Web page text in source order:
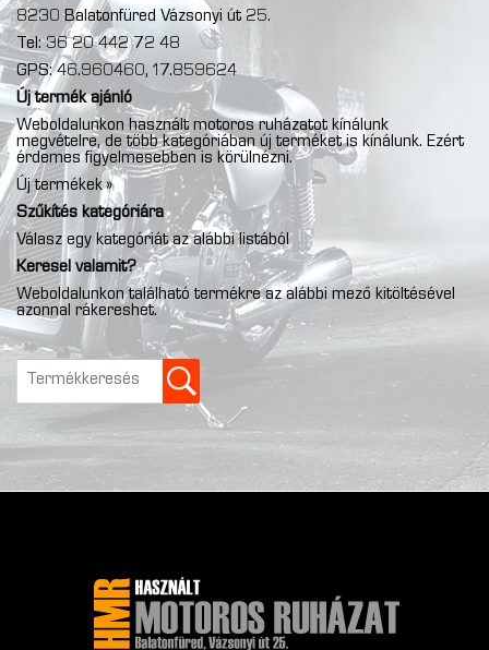
8230 Balatonfüred Vázsonyi út 25.
Tel: 36 20 442 72 48
GPS: 46.960460, 17.859624
Új termék ajánló
Weboldalunkon használt motoros ruházatot kínálunk
megvételre, de több kategóriában új terméket is kínálunk. Ezért
érdemes figyelmesebben is körülnézni.
Új termékek »
Szűkítés kategóriára
Válasz egy kategóriát az alábbi listából
Keresel valamit?
Weboldalunkon található termékre az alábbi mező kitöltésével
azonnal rákereshet.